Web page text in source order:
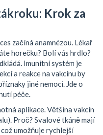
Krok za
začíná anamnézou. Lékař
horečku? Bolí vás hrdlo?
Imunitní systém je
a reakce na vakcínu by
jiné nemoci. Jde o
péče.
aplikace. Většina vakcín
Proč? Svalové tkáně mají
umožňuje rychlejší